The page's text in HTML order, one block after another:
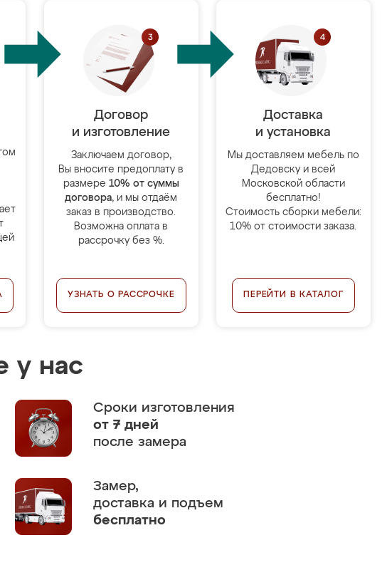
Договор
и изготовление
Заключаем договор,
Вы вносите предоплату в
размере 10% от суммы
договора, и мы отдаём
заказ в производство.
Возможна оплата в
рассрочку без %.
УЗНАТЬ О РАССРОЧКЕ
Доставка
и установка
Мы доставляем мебель по
Дедовску и всей
Московской области
бесплатно!
Стоимость сборки мебели:
10% от стоимости заказа.
ПЕРЕЙТИ В КАТАЛОГ
у нас
Сроки изготовления
от 7 дней
после замера
Замер,
доставка и подъем
бесплатно